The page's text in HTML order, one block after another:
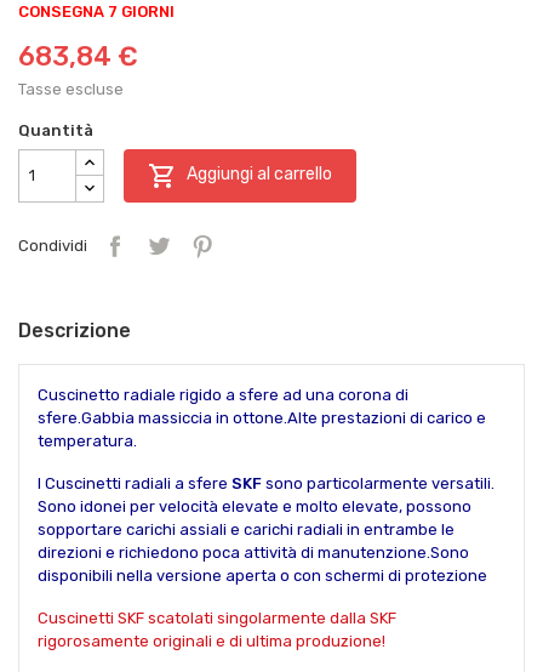
CONSEGNA 7 GIORNI
683,84 €
Tasse escluse
Quantità
 Aggiungi al carrello
Condividi
Descrizione
Cuscinetto radiale rigido a sfere ad una corona di
sfere.Gabbia massiccia in ottone.Alte prestazioni di carico e
temperatura.
I Cuscinetti radiali a sfere SKF sono particolarmente versatili.
Sono idonei per velocità elevate e molto elevate, possono
sopportare carichi assiali e carichi radiali in entrambe le
direzioni e richiedono poca attività di manutenzione.Sono
disponibili nella versione aperta o con schermi di protezione
Cuscinetti SKF scatolati singolarmente dalla SKF
rigorosamente originali e di ultima produzione!